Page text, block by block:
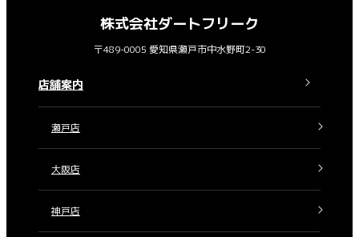
株式会社ダートフリーク
〒489-0005 愛知県瀬戸市中水野町2-30
店舗案内
瀬戸店
大阪店
神戸店